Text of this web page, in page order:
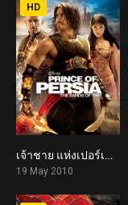
6.6
HD
เจ้าชาย แห่งเปอร์เซีย : มหาสงครามทะเลทรายแห่งกาลเวลา Prince of Persia: The Sands of Time (2010)
19 May 2010